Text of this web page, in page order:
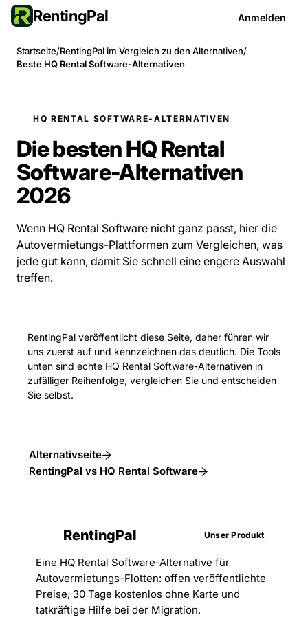
RentingPal Anmelden
Startseite/RentingPal im Vergleich zu den Alternativen/
Beste HQ Rental Software-Alternativen
HQ RENTAL SOFTWARE-ALTERNATIVEN
Die besten HQ Rental
Software-Alternativen
2026
Wenn HQ Rental Software nicht ganz passt, hier die
Autovermietungs-Plattformen zum Vergleichen, was
jede gut kann, damit Sie schnell eine engere Auswahl
treffen.
RentingPal veröffentlicht diese Seite, daher führen wir
uns zuerst auf und kennzeichnen das deutlich. Die Tools
unten sind echte HQ Rental Software-Alternativen in
zufälliger Reihenfolge, vergleichen Sie und entscheiden
Sie selbst.
Alternativseite
RentingPal vs HQ Rental Software
RentingPal Unser Produkt
Eine HQ Rental Software-Alternative für
Autovermietungs-Flotten: offen veröffentlichte
Preise, 30 Tage kostenlos ohne Karte und
tatkräftige Hilfe bei der Migration.